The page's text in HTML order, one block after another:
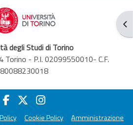
degli Studi di Torino
Torino - P.I. 02099550010- C.F.
80088230018
Cookie Policy
Amministrazione